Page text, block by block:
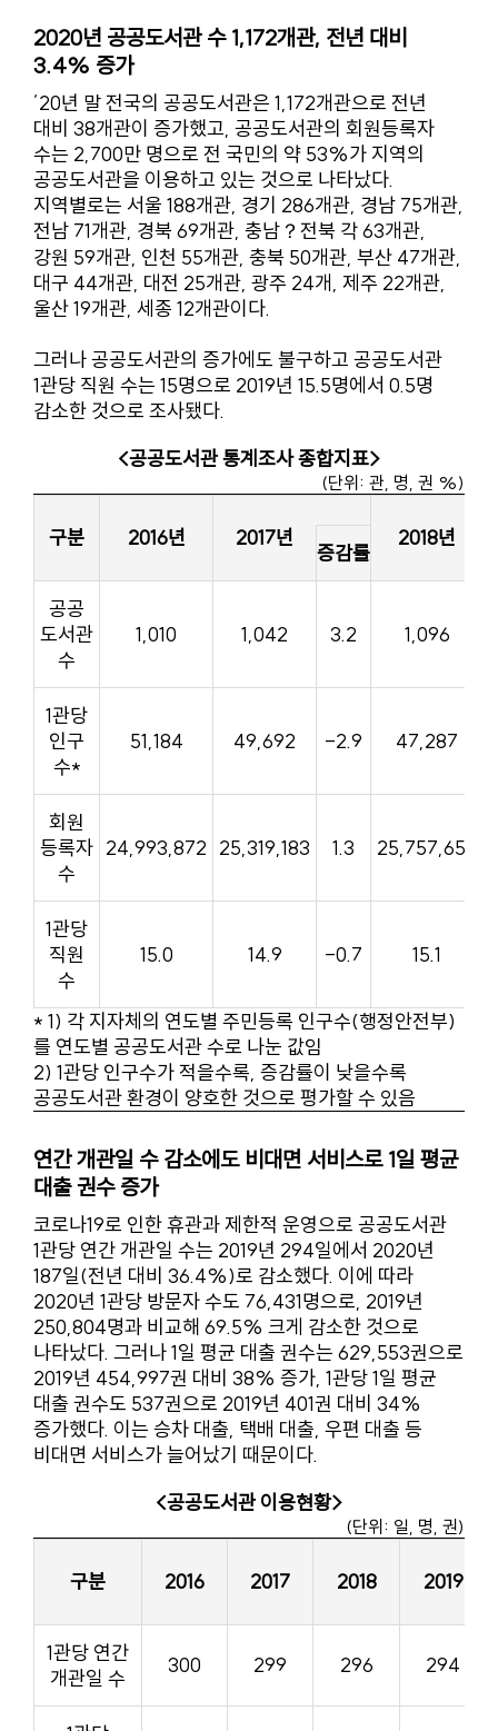
2020년 공공도서관 수 1,172개관, 전년 대비
3.4% 증가
’20년 말 전국의 공공도서관은 1,172개관으로 전년
대비 38개관이 증가했고, 공공도서관의 회원등록자
수는 2,700만 명으로 전 국민의 약 53%가 지역의
공공도서관을 이용하고 있는 것으로 나타났다.
지역별로는 서울 188개관, 경기 286개관, 경남 75개관,
전남 71개관, 경북 69개관, 충남？전북 각 63개관,
강원 59개관, 인천 55개관, 충북 50개관, 부산 47개관,
대구 44개관, 대전 25개관, 광주 24개, 제주 22개관,
울산 19개관, 세종 12개관이다.
그러나 공공도서관의 증가에도 불구하고 공공도서관
1관당 직원 수는 15명으로 2019년 15.5명에서 0.5명
감소한 것으로 조사됐다.
<공공도서관 통계조사 종합지표>
(단위: 관, 명, 권 %)
구분 2016년 2017년 2018년
증감률
공공
도서관
수
1,010 1,042 3.2 1,096
1관당
인구
수*
51,184 49,692 -2.9 47,287
회원
등록자
수
24,993,872 25,319,183 1.3 25,757,652
1관당
직원
수
15.0 14.9 -0.7 15.1
* 1) 각 지자체의 연도별 주민등록 인구수(행정안전부)
를 연도별 공공도서관 수로 나눈 값임
2) 1관당 인구수가 적을수록, 증감률이 낮을수록
공공도서관 환경이 양호한 것으로 평가할 수 있음
연간 개관일 수 감소에도 비대면 서비스로 1일 평균
대출 권수 증가
코로나19로 인한 휴관과 제한적 운영으로 공공도서관
1관당 연간 개관일 수는 2019년 294일에서 2020년
187일(전년 대비 36.4%)로 감소했다. 이에 따라
2020년 1관당 방문자 수도 76,431명으로, 2019년
250,804명과 비교해 69.5% 크게 감소한 것으로
나타났다. 그러나 1일 평균 대출 권수는 629,553권으로
2019년 454,997권 대비 38% 증가, 1관당 1일 평균
대출 권수도 537권으로 2019년 401권 대비 34%
증가했다. 이는 승차 대출, 택배 대출, 우편 대출 등
비대면 서비스가 늘어났기 때문이다.
<공공도서관 이용현황>
(단위: 일, 명, 권)
구분 2016 2017 2018 2019
1관당 연간
개관일 수
300 299 296 294